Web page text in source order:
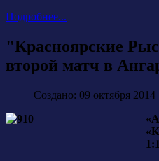
Подробнее...
"Красноярские
второй матч в
Создано: 09 октября 2014